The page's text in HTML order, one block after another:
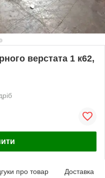
верстата 1 к62,
про товар Доставка